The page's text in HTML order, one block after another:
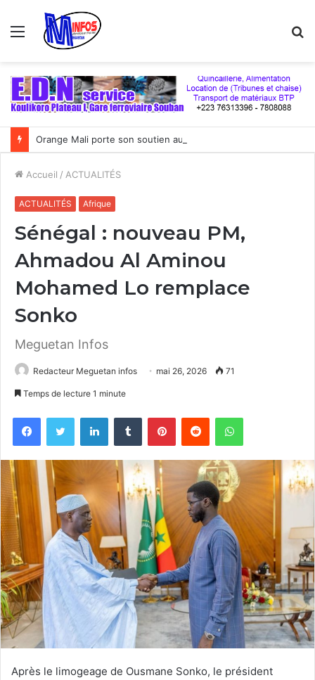
Menu
Accueil / ACTUALITÉS
ACTUALITÉS Afrique
Sénégal : nouveau PM,
Ahmadou Al Aminou
Mohamed Lo remplace
Sonko
Meguetan Infos
Redacteur Meguetan infos mai 26, 2026 71
Temps de lecture 1 minute
Après le limogeage de Ousmane Sonko, le président